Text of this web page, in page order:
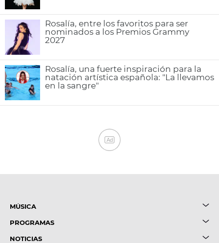
Rosalía, entre los favoritos para ser
nominados a los Premios Grammy
2027
Rosalía, una fuerte inspiración para la
natación artística española: "La llevamos
en la sangre"
Ad
MÚSICA
PROGRAMAS
NOTICIAS